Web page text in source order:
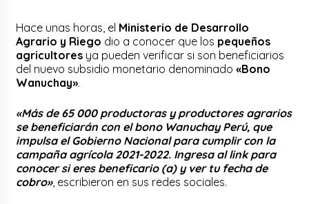
Hace unas horas, el Ministerio de Desarrollo
Agrario y Riego dio a conocer que los pequeños
agricultores ya pueden verificar si son beneficiarios
del nuevo subsidio monetario denominado«Bono
Wanuchay».
«Más de 65 000 productoras y productores agrarios
se beneficiarán con el bono Wanuchay Perú, que
impulsa el Gobierno Nacional para cumplir con la
campaña agrícola 2021-2022. Ingresa al link para
conocer si eres beneficario (a) y ver tu fecha de
cobro», escribieron en sus redes sociales.